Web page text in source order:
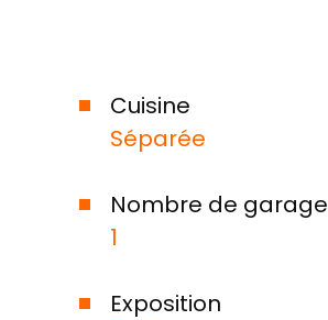
Cuisine
Séparée
Nombre de garage
1
Exposition